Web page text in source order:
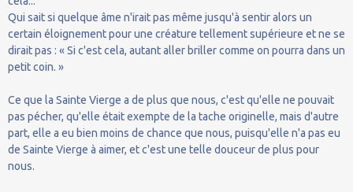
Qui sait si quelque âme n'irait pas même jusqu'à sentir alors un
certain éloignement pour une créature tellement supérieure et ne se
dirait pas : « Si c'est cela, autant aller briller comme on pourra dans un
petit coin. »
Ce que la Sainte Vierge a de plus que nous, c'est qu'elle ne pouvait
pas pécher, qu'elle était exempte de la tache originelle, mais d'autre
part, elle a eu bien moins de chance que nous, puisqu'elle n'a pas eu
de Sainte Vierge à aimer, et c'est une telle douceur de plus pour
nous.